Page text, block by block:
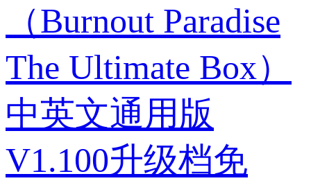
（Burnout Paradise
The Ultimate Box）
中英文通用版
V1.100升级档免